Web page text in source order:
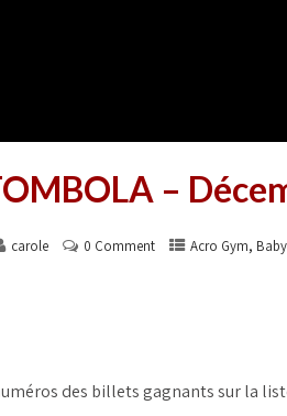
–
carole 0 Comment Acro Gym,
des billets gagnants sur la